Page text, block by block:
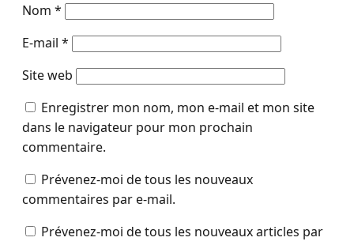
Nom *
E-mail *
Site web
Enregistrer mon nom, mon e-mail et mon site
dans le navigateur pour mon prochain
commentaire.
Prévenez-moi de tous les nouveaux
commentaires par e-mail.
Prévenez-moi de tous les nouveaux articles par